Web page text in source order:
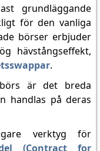
grundläggande
för den vanliga
börser erbjuder
hävstångseffekt,
.
är det breda
handlas på deras
verktyg för
(Contract for